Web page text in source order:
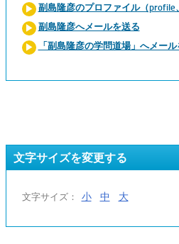
副島隆彦のプロファイル（profile
副島隆彦へメールを送る
「副島隆彦の学問道場」へメー
文字サイズを変更する
文字サイズ： 小 中 大